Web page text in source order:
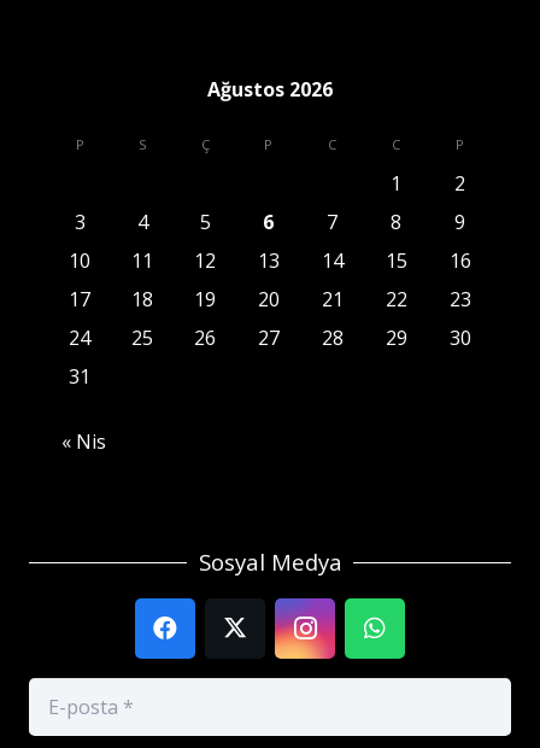
Ağustos 2026
P S Ç P C C P
1
2
3
4 5 6 7 8
9
10
11 12 13 14 15
16
17
18 19 20 21 22
23
24
25 26 27 28 29
30
31
« Nis
Sosyal Medya